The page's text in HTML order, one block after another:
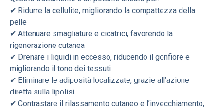
✔ Ridurre la cellulite, migliorando la compattezza della
pelle
✔ Attenuare smagliature e cicatrici, favorendo la
rigenerazione cutanea
✔ Drenare i liquidi in eccesso, riducendo il gonfiore e
migliorando il tono dei tessuti
✔ Eliminare le adiposità localizzate, grazie all’azione
diretta sulla lipolisi
✔ Contrastare il rilassamento cutaneo e l’invecchiamento,